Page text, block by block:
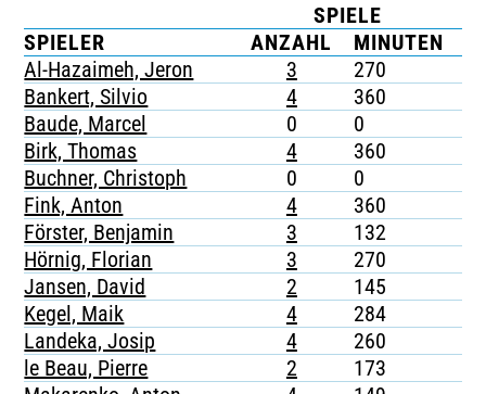
TICKETING
SPIELE
SPIELER
ANZAHL MINUTEN
Al-Hazaimeh, Jeron
3 270
Bankert, Silvio
4 360
Baude, Marcel
0 0
Birk, Thomas
4 360
Buchner, Christoph
0 0
Fink, Anton
4 360
Förster, Benjamin
3 132
Hörnig, Florian
3 270
Jansen, David
2 145
Kegel, Maik
4 284
Landeka, Josip
4 260
le Beau, Pierre
2 173